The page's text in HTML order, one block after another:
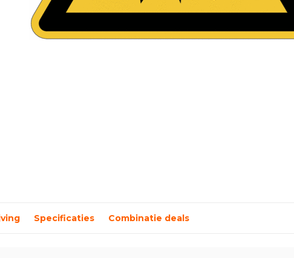
Specificaties Combinatie deals